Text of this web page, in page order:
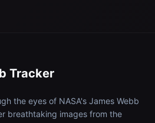
Tracker
the eyes of NASA's James Webb
breathtaking images from the